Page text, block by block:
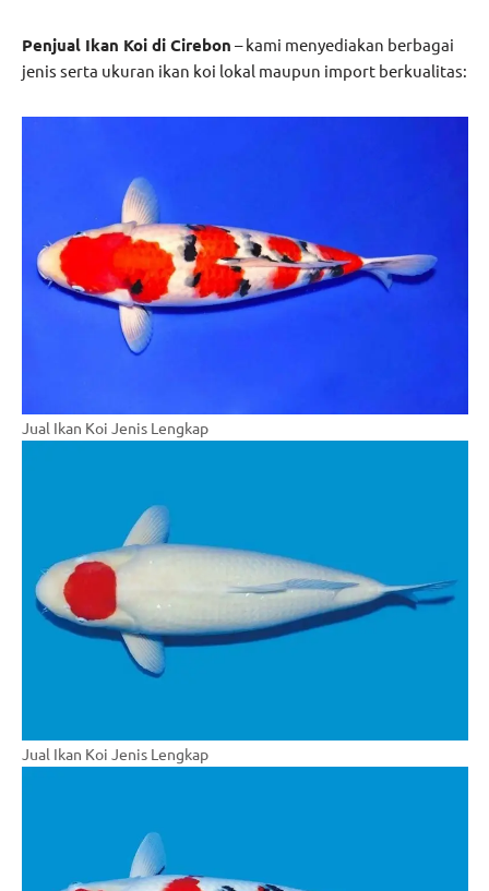
Penjual Ikan Koi di Cirebon – kami menyediakan berbagai
jenis serta ukuran ikan koi lokal maupun import berkualitas:
Jual Ikan Koi Jenis Lengkap
Jual Ikan Koi Jenis Lengkap